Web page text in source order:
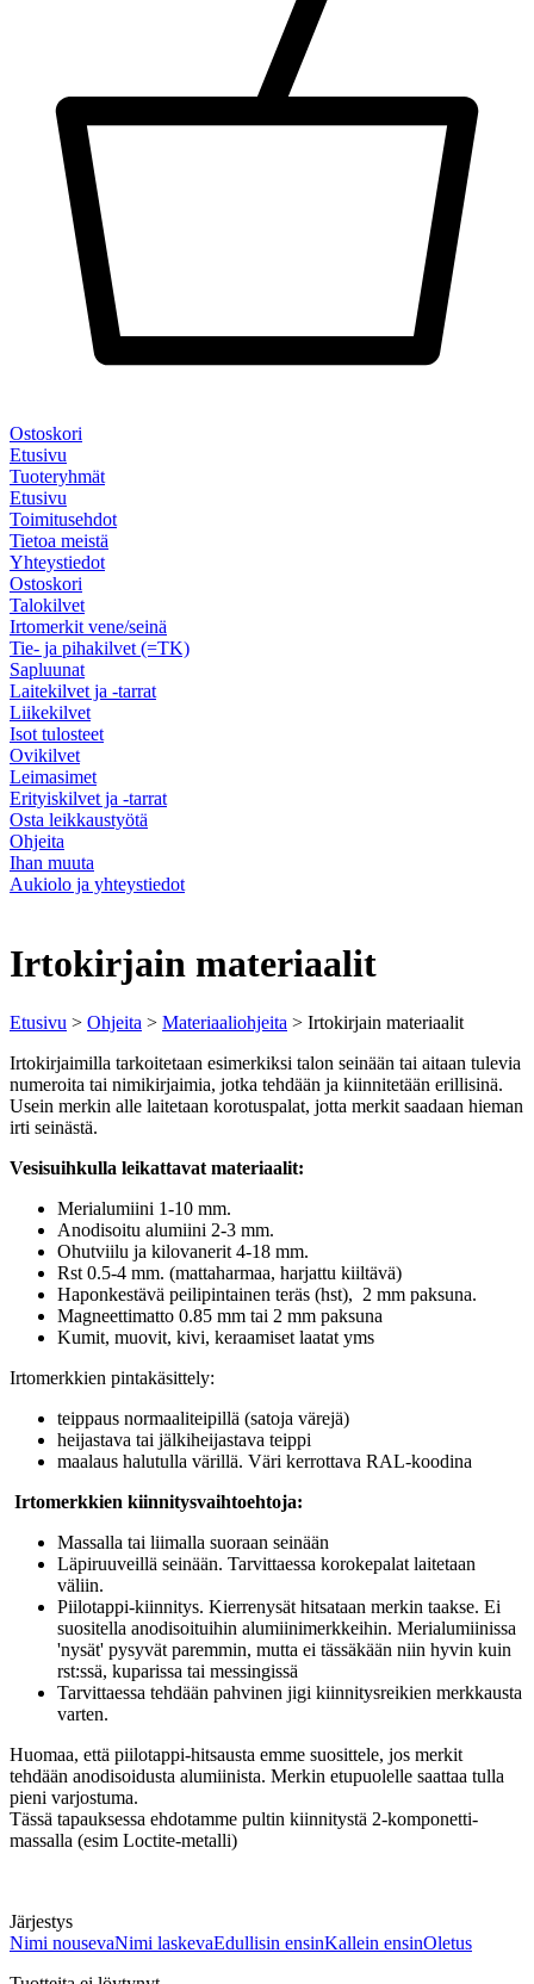
Ostoskori
Etusivu
Tuoteryhmät
Etusivu
Toimitusehdot
Tietoa meistä
Yhteystiedot
Ostoskori
Talokilvet
Irtomerkit vene/seinä
Tie- ja pihakilvet (=TK)
Sapluunat
Laitekilvet ja -tarrat
Liikekilvet
Isot tulosteet
Ovikilvet
Leimasimet
Erityiskilvet ja -tarrat
Osta leikkaustyötä
Ohjeita
Ihan muuta
Aukiolo ja yhteystiedot
Irtokirjain materiaalit
Etusivu > Ohjeita > Materiaaliohjeita > Irtokirjain materiaalit
Irtokirjaimilla tarkoitetaan esimerkiksi talon seinään tai aitaan tulevia
numeroita tai nimikirjaimia, jotka tehdään ja kiinnitetään erillisinä.
Usein merkin alle laitetaan korotuspalat, jotta merkit saadaan hieman
irti seinästä.
Vesisuihkulla leikattavat materiaalit:
Merialumiini 1-10 mm.
Anodisoitu alumiini 2-3 mm.
Ohutviilu ja kilovanerit 4-18 mm.
Rst 0.5-4 mm. (mattaharmaa, harjattu kiiltävä)
Haponkestävä peilipintainen teräs (hst), 2 mm paksuna.
Magneettimatto 0.85 mm tai 2 mm paksuna
Kumit, muovit, kivi, keraamiset laatat yms
Irtomerkkien pintakäsittely:
teippaus normaaliteipillä (satoja värejä)
heijastava tai jälkiheijastava teippi
maalaus halutulla värillä. Väri kerrottava RAL-koodina
Irtomerkkien kiinnitysvaihtoehtoja:
Massalla tai liimalla suoraan seinään
Läpiruuveillä seinään. Tarvittaessa korokepalat laitetaan
väliin.
Piilotappi-kiinnitys. Kierrenysät hitsataan merkin taakse. Ei
suositella anodisoituihin alumiinimerkkeihin. Merialumiinissa
'nysät' pysyvät paremmin, mutta ei tässäkään niin hyvin kuin
rst:ssä, kuparissa tai messingissä
Tarvittaessa tehdään pahvinen jigi kiinnitysreikien merkkausta
varten.
Huomaa, että piilotappi-hitsausta emme suosittele, jos merkit
tehdään anodisoidusta alumiinista. Merkin etupuolelle saattaa tulla
pieni varjostuma.
Tässä tapauksessa ehdotamme pultin kiinnitystä 2-komponetti-
massalla (esim Loctite-metalli)
Järjestys
Nimi nousevaNimi laskevaEdullisin ensinKallein ensinOletus